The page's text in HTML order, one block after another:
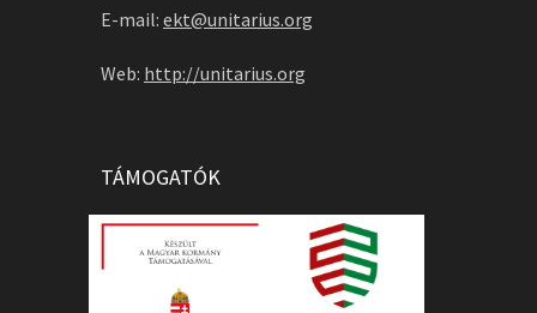
E-mail: ekt@unitarius.org
Web: http://unitarius.org
TÁMOGATÓK